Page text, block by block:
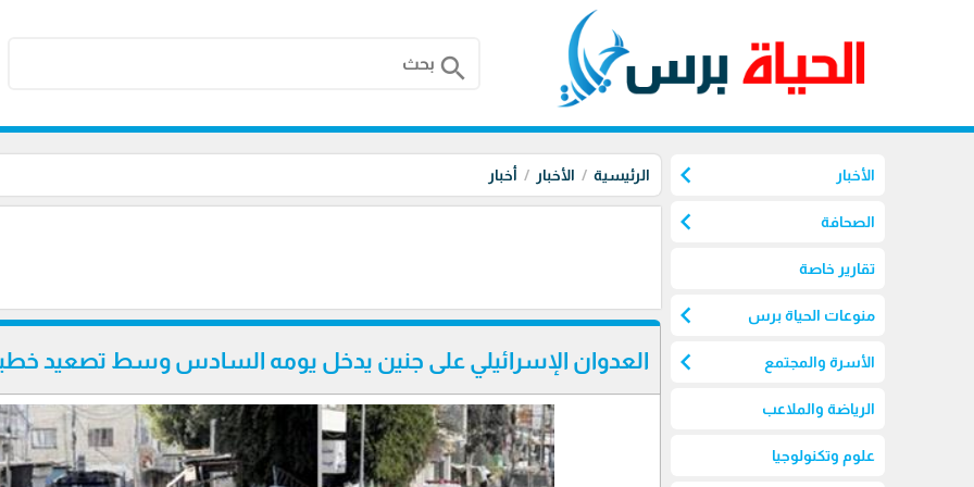
search
الأخبار chevron_left
الصحافة chevron_left
تقارير خاصة
منوعات الحياة برس chevron_left
الأسرة والمجتمع chevron_left
الرياضة والملاعب
علوم وتكنولوجيا
الرئيسية الأخبار أخبار
العدوان الإسرائيلي على جنين يدخل يومه السادس وسط تصعيد